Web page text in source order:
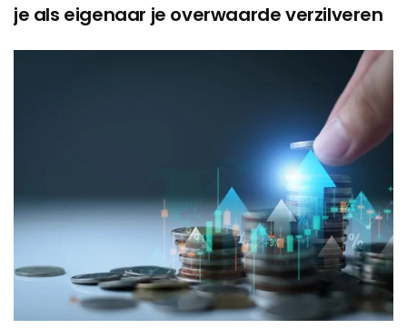
je als eigenaar je overwaarde verzilveren